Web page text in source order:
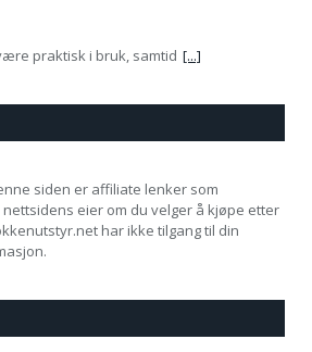
praktisk i bruk, samtid [...]
siden er affiliate lenker som
eier om du velger å kjøpe etter
har ikke tilgang til din